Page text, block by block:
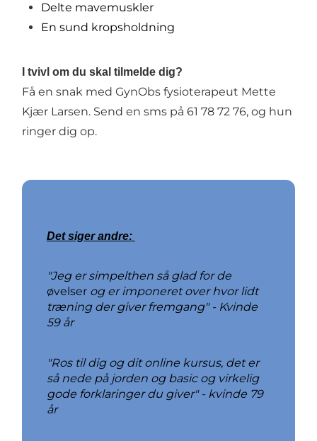
Delte mavemuskler
En sund kropsholdning
I tvivl om du skal tilmelde dig?
Få en snak med GynObs fysioterapeut Mette
Kjær Larsen. Send en sms på 61 78 72 76, og hun
ringer dig op.
Det siger andre:
"Jeg er simpelthen så glad for de
øvelserog er imponeret over hvor lidt
træning der giver fremgang" - Kvinde
59 år
"Ros til dig og dit online kursus, det er
så nede på jorden og basic og virkelig
gode forklaringer du giver" - kvinde 79
år